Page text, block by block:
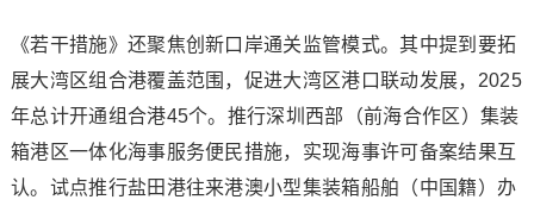
《若干措施》还聚焦创新口岸通关监管模式。其中提到要拓
展大湾区组合港覆盖范围，促进大湾区港口联动发展，2025
年总计开通组合港45个。推行深圳西部（前海合作区）集装
箱港区一体化海事服务便民措施，实现海事许可备案结果互
认。试点推行盐田港往来港澳小型集装箱船舶（中国籍）办